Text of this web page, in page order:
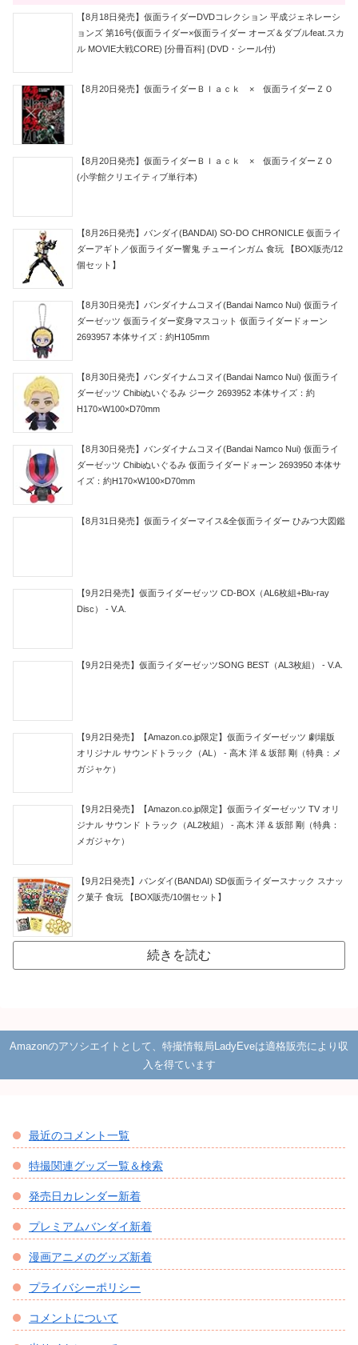
【8月18日発売】仮面ライダーDVDコレクション 平成ジェネレーシ
ョンズ 第16号(仮面ライダー×仮面ライダー オーズ＆ダブルfeat.スカ
ル MOVIE大戦CORE) [分冊百科] (DVD・シール付)
【8月20日発売】仮面ライダーＢｌａｃｋ × 仮面ライダーＺＯ
【8月20日発売】仮面ライダーＢｌａｃｋ × 仮面ライダーＺＯ
(小学館クリエイティブ単行本)
【8月26日発売】バンダイ(BANDAI) SO-DO CHRONICLE 仮面ライ
ダーアギト／仮面ライダー響鬼 チューインガム 食玩 【BOX販売/12
個セット】
【8月30日発売】バンダイナムコヌイ(Bandai Namco Nui) 仮面ライ
ダーゼッツ 仮面ライダー変身マスコット 仮面ライダードォーン
2693957 本体サイズ：約H105mm
【8月30日発売】バンダイナムコヌイ(Bandai Namco Nui) 仮面ライ
ダーゼッツ Chibiぬいぐるみ ジーク 2693952 本体サイズ：約
H170×W100×D70mm
【8月30日発売】バンダイナムコヌイ(Bandai Namco Nui) 仮面ライ
ダーゼッツ Chibiぬいぐるみ 仮面ライダードォーン 2693950 本体サ
イズ：約H170×W100×D70mm
【8月31日発売】仮面ライダーマイス&全仮面ライダー ひみつ大図鑑
【9月2日発売】仮面ライダーゼッツ CD-BOX（AL6枚組+Blu-ray
Disc） - V.A.
【9月2日発売】仮面ライダーゼッツSONG BEST（AL3枚組） - V.A.
【9月2日発売】【Amazon.co.jp限定】仮面ライダーゼッツ 劇場版
オリジナル サウンドトラック（AL） - 高木 洋 & 坂部 剛（特典：メ
ガジャケ）
【9月2日発売】【Amazon.co.jp限定】仮面ライダーゼッツ TV オリ
ジナル サウンド トラック（AL2枚組） - 高木 洋 & 坂部 剛（特典：
メガジャケ）
【9月2日発売】バンダイ(BANDAI) SD仮面ライダースナック スナッ
ク菓子 食玩 【BOX販売/10個セット】
続きを読む
Amazonのアソシエイトとして、特撮情報局LadyEveは適格販売により収
入を得ています
最近のコメント一覧
特撮関連グッズ一覧＆検索
発売日カレンダー新着
プレミアムバンダイ新着
漫画アニメのグッズ新着
プライバシーポリシー
コメントについて